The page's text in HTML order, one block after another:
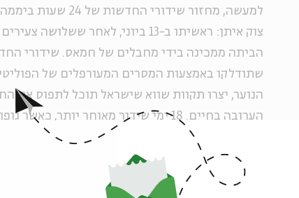
למעשה, מחזור שידורי
צוק איתן: ראשיתו ב-13 ביוני, לאחר
הביתה ממכינה בידי מחבלים של חמאס. שידורי
שתודלקו באמצעות המסרים המעורפלים של
הנוער, יצרו תקוות שווא שישראל תוכל לתפוס את
הערובה בחיים. 18 ימי שידור מאוחר
חברון, הלך הרוח הציבורי היה של הלם, אבל
לאחר מכן חמאס החל במטח הרקטות לעבר ישראל,
התקשורת היו מוכנים למלחמה.